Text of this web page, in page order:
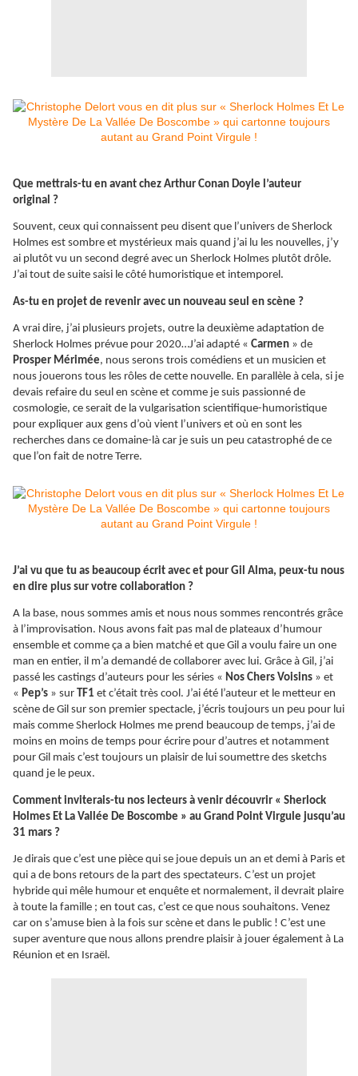
Que mettrais-tu en avant chez Arthur Conan Doyle l’auteur
original ?
Souvent, ceux qui connaissent peu disent que l’univers de Sherlock
Holmes est sombre et mystérieux mais quand j’ai lu les nouvelles, j’y
ai plutôt vu un second degré avec un Sherlock Holmes plutôt drôle.
J’ai tout de suite saisi le côté humoristique et intemporel.
As-tu en projet de revenir avec un nouveau seul en scène ?
A vrai dire, j’ai plusieurs projets, outre la deuxième adaptation de
Sherlock Holmes prévue pour 2020…J’ai adapté « Carmen » de
Prosper Mérimée, nous serons trois comédiens et un musicien et
nous jouerons tous les rôles de cette nouvelle. En parallèle à cela, si je
devais refaire du seul en scène et comme je suis passionné de
cosmologie, ce serait de la vulgarisation scientifique-humoristique
pour expliquer aux gens d’où vient l’univers et où en sont les
recherches dans ce domaine-là car je suis un peu catastrophé de ce
que l’on fait de notre Terre.
J’ai vu que tu as beaucoup écrit avec et pour Gil Alma, peux-tu nous
en dire plus sur votre collaboration ?
A la base, nous sommes amis et nous nous sommes rencontrés grâce
à l’improvisation. Nous avons fait pas mal de plateaux d’humour
ensemble et comme ça a bien matché et que Gil a voulu faire un one
man en entier, il m’a demandé de collaborer avec lui. Grâce à Gil, j’ai
passé les castings d’auteurs pour les séries « Nos Chers Voisins » et
« Pep’s » sur TF1 et c’était très cool. J’ai été l’auteur et le metteur en
scène de Gil sur son premier spectacle, j’écris toujours un peu pour lui
mais comme Sherlock Holmes me prend beaucoup de temps, j’ai de
moins en moins de temps pour écrire pour d’autres et notamment
pour Gil mais c’est toujours un plaisir de lui soumettre des sketchs
quand je le peux.
Comment inviterais-tu nos lecteurs à venir découvrir « Sherlock
Holmes Et La Vallée De Boscombe » au Grand Point Virgule jusqu’au
31 mars ?
Je dirais que c’est une pièce qui se joue depuis un an et demi à Paris et
qui a de bons retours de la part des spectateurs. C’est un projet
hybride qui mêle humour et enquête et normalement, il devrait plaire
à toute la famille ; en tout cas, c’est ce que nous souhaitons. Venez
car on s’amuse bien à la fois sur scène et dans le public ! C’est une
super aventure que nous allons prendre plaisir à jouer également à La
Réunion et en Israël.